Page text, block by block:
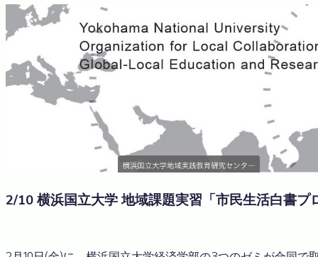
2/10 横浜国立大学 地域課題実習「市民生活白書